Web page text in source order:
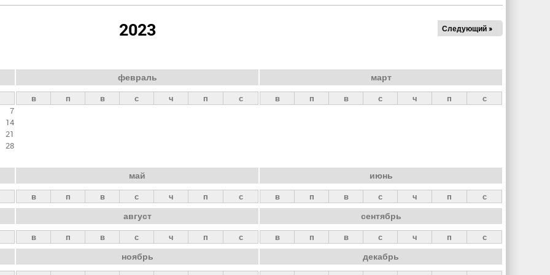
2023 Следующий »
7
14
21
28
февраль
в п в с ч п с
март
в п в с ч п с
май
в п в с ч п с
июнь
в п в с ч п с
август
в п в с ч п с
сентябрь
в п в с ч п с
ноябрь декабрь